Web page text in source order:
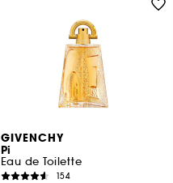
GIVENCHY
Pi
Eau de Toilette
154